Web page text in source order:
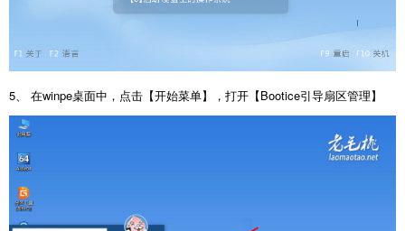
5、 在winpe桌面中，点击【开始菜单】，打开【Bootice引导扇区管理】